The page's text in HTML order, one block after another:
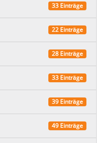
33 Einträge
22 Einträge
28 Einträge
33 Einträge
39 Einträge
49 Einträge